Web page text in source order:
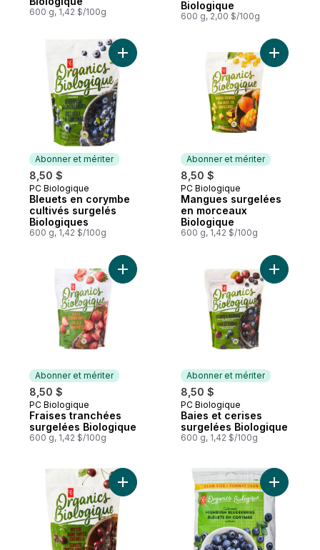
600 g, 1,42 $/100g
Biologique
600 g, 2,00 $/100g
Abonner et mériter
8,50 $
Abonner et mériter
PC Biologique
Bleuets en corymbe
cultivés surgelés
Biologiques
600 g, 1,42 $/100g
Ajouter Bleuets en corymbe cultivés
Abonner et mériter
8,50 $
Abonner et mériter
PC Biologique
Mangues surgelées
en morceaux
Biologique
600 g, 1,42 $/100g
Ajouter
Abonner et mériter
8,50 $
Abonner et mériter
PC Biologique
Fraises tranchées
surgelées Biologique
600 g, 1,42 $/100g
Ajouter Fraises tranchées surgelées
Abonner et mériter
8,50 $
Abonner et mériter
PC Biologique
Baies et cerises
surgelées Biologique
600 g, 1,42 $/100g
Ajouter Cerises douces foncéesAjouter